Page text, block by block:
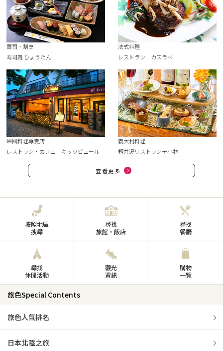
壽司・割烹
寿司処 ひょうたん
法式料理
レストラン カズラべ
德國料理專賣店
レストラン・カフェ キッツビュール
義大利料理
軽井沢リストランテ小林
查看更多
按照地區
搜尋
尋找
旅館・飯店
尋找
餐廳
尋找
休閒活動
觀光
資訊
購物
一覽
旅色Special Contents
旅色人氣排名
日本北陸之旅